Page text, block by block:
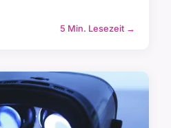
5 Min. Lesezeit →